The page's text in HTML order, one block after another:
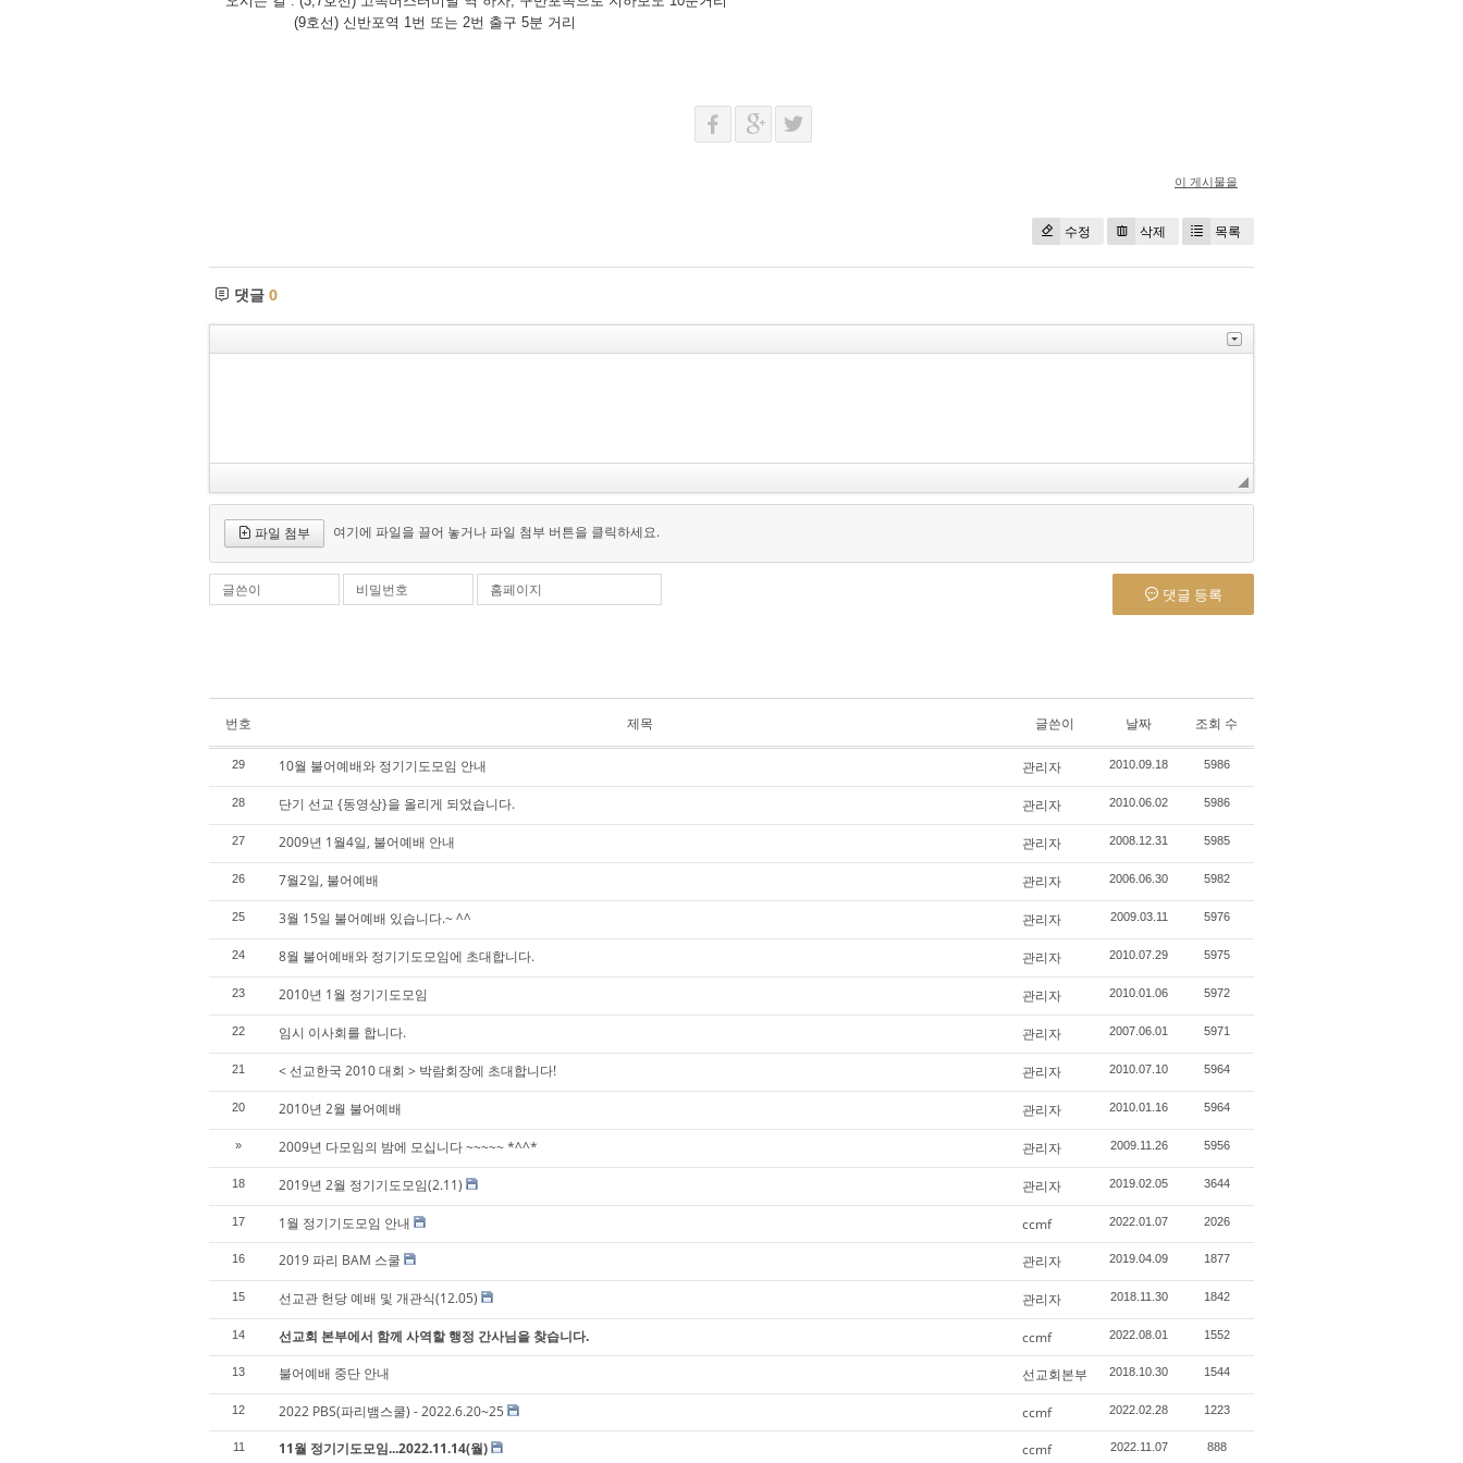
(9호선) 신반포역 1번 또는 2번 출구 5분 거리
이 게시물을
수정 삭제 목록
댓글 0
파일 첨부 여기에 파일을 끌어 놓거나 파일 첨부 버튼을 클릭하세요.
글쓴이 비밀번호 홈페이지 댓글 등록
번호 제목 글쓴이 날짜 조회 수
29 10월 불어예배와 정기기도모임 안내 관리자 2010.09.18 5986
28 단기 선교 {동영상}을 올리게 되었습니다. 관리자 2010.06.02 5986
27 2009년 1월4일, 불어예배 안내 관리자 2008.12.31 5985
26 7월2일, 불어예배 관리자 2006.06.30 5982
25 3월 15일 불어예배 있습니다.~ ^^ 관리자 2009.03.11 5976
24 8월 불어예배와 정기기도모임에 초대합니다. 관리자 2010.07.29 5975
23 2010년 1월 정기기도모임 관리자 2010.01.06 5972
22 임시 이사회를 합니다. 관리자 2007.06.01 5971
21 < 선교한국 2010 대회 > 박람회장에 초대합니다! 관리자 2010.07.10 5964
20 2010년 2월 불어예배 관리자 2010.01.16 5964
» 2009년 다모임의 밤에 모십니다 ~~~~~ *^^* 관리자 2009.11.26 5956
18 2019년 2월 정기기도모임(2.11) 관리자 2019.02.05 3644
17 1월 정기기도모임 안내 ccmf 2022.01.07 2026
16 2019 파리 BAM 스쿨 관리자 2019.04.09 1877
15 선교관 헌당 예배 및 개관식(12.05) 관리자 2018.11.30 1842
14 선교회 본부에서 함께 사역할 행정 간사님을 찾습니다. ccmf 2022.08.01 1552
13 불어예배 중단 안내 선교회본부 2018.10.30 1544
12 2022 PBS(파리뱀스쿨) - 2022.6.20~25 ccmf 2022.02.28 1223
11 11월 정기기도모임...2022.11.14(월) ccmf 2022.11.07 888